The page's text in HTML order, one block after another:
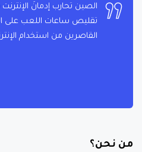
الصين تحارب إدمانَ
تقليص ساعات اللعب على
القاصرين من استخدام
من نحن؟